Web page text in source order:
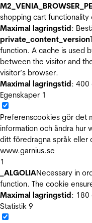
shopping cart
Maximal lagringstid:
private_content_version
function. A cache is used
between the visitor and
visitor’s browser.
Maximal lagringstid: 400
Egenskaper 1
Preferenscookies gör det
information och ändra hur
ditt föredragna språk eller
www.garnius.se
1
_ALGOLIANecessary in
function. The cookie
Maximal lagringstid: 180
Statistik 9